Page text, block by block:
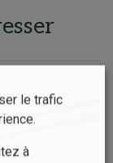
le trafic
à